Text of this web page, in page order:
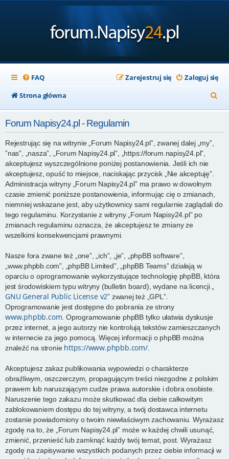
FAQ Zaloguj się
Zarejestruj się
Strona główna
z
Forum Napisy24.pl - Regulamin
Rejestrując się na witrynie „Forum Napisy24.pl”, zwanej dalej „my”,
”nas”, „nasza”, „Forum Napisy24.pl”, „https://forum.napisy24.pl”,
akceptujesz wyszczególnione poniżej postanowienia. Jeśli ich nie
akceptujesz, opuść to miejsce, naciskając przycisk „Nie akceptuję”.
Administracja witryny „Forum Napisy24.pl” ma prawo w dowolnym
czasie zmienić poniższe postanowienia, informując cię o zmianach,
niemniej wskazane jest, aby użytkownicy sami regularnie zaglądali do
tego regulaminu. Korzystanie z witryny „Forum Napisy24.pl” po
zmianach regulaminu oznacza, że akceptujesz te zmiany ze
wszelkimi konsekwencjami prawnymi.
Nasze fora zwane też „one”, „ich”, „je”, „phpBB software”,
„www.phpbb.com”, „phpBB Limited”, „phpBB Teams” działają w
oparciu o oprogramowanie wykorzystujące technologię phpBB, która
jest środowiskiem typu witryny (bulletin board), wydane na licencji „
GNU General Public License v2” zwanej też „GPL”.
Oprogramowanie jest dostępne do pobrania ze strony
www.phpbb.com . Oprogramowanie phpBB tylko ułatwia dyskusje
przez internet, a jego autorzy nie kontrolują tekstów zamieszczanych
w internecie za jego pomocą. Więcej informacji o phpBB można
znaleźć na stronie https://www.phpbb.com/.
Akceptujesz zakaz publikowania wypowiedzi o charakterze
obraźliwym, oszczerczym, propagującym treści niezgodne z polskim
prawem lub naruszającym cudze prawa autorskie i dobra osobiste.
Naruszenie tego zakazu może skutkować dla ciebie całkowitym
zablokowaniem dostępu do tej witryny, a twój dostawca internetu
zostanie powiadomiony o twoim niewłaściwym zachowaniu. Wyrażasz
zgodę na to, że „Forum Napisy24.pl” może w każdej chwili usunąć,
zmienić, przenieść lub zamknąć każdy twój temat, post. Wyrażasz
zgodę na zapisywanie wszystkich podanych przez ciebie informacji w